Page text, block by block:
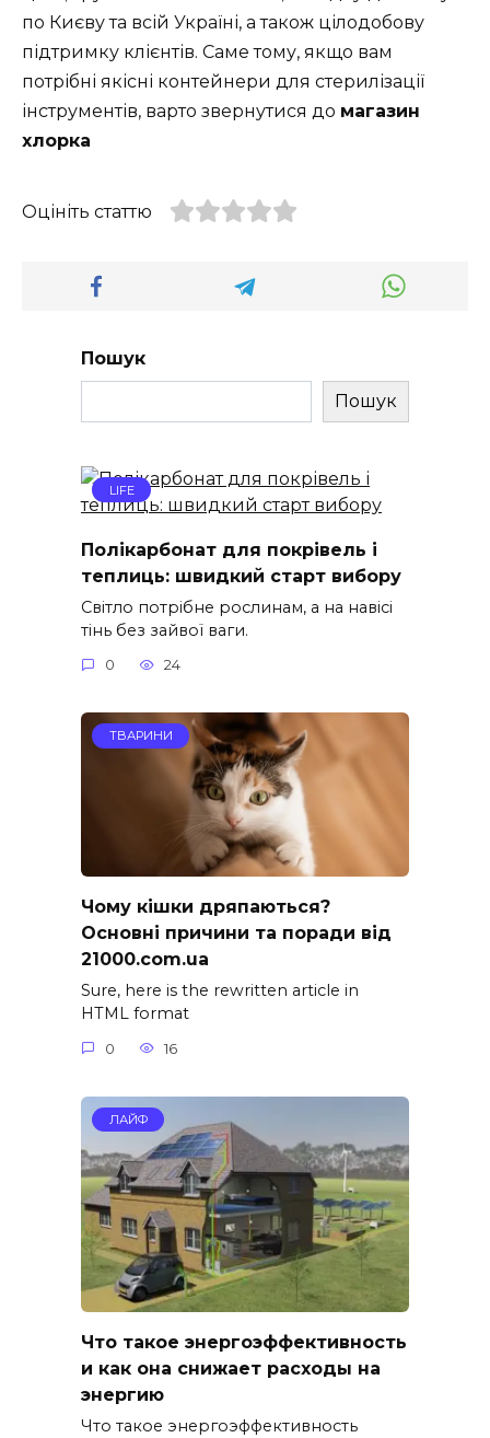
по Києву та всій Україні, а також цілодобову
підтримку клієнтів. Саме тому, якщо вам
потрібні якісні контейнери для стерилізації
інструментів, варто звернутися до магазин
хлорка
Оцініть статтю
Пошук
Пошук
LIFE
Полікарбонат для покрівель і
теплиць: швидкий старт вибору
Світло потрібне рослинам, а на навісі
тінь без зайвої ваги.
0 24
ТВАРИНИ
Чому кішки дряпаються?
Основні причини та поради від
21000.com.ua
Sure, here is the rewritten article in
HTML format
0 16
ЛАЙФ
Что такое энергоэффективность
и как она снижает расходы на
энергию
Что такое энергоэффективность